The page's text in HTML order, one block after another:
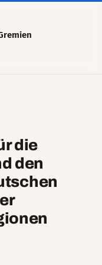
die
den